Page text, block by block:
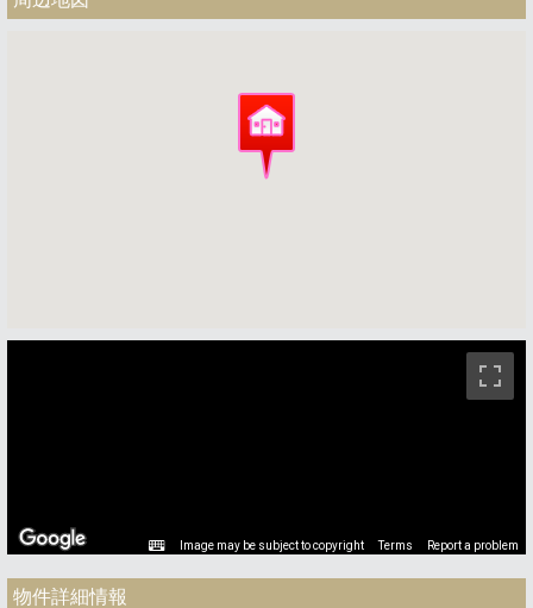
Image may be subject to copyright Terms Report a problem
物件詳細情報